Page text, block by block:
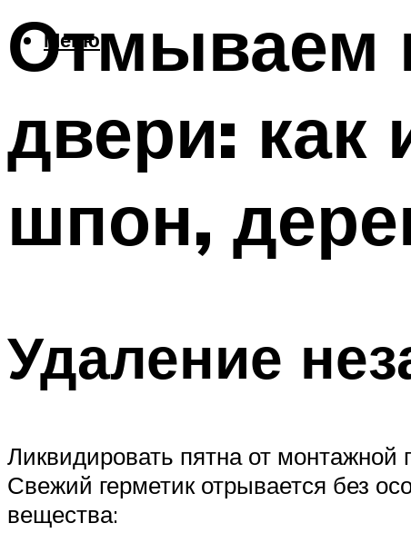
Меню
Отмываем
двери: как
шпон,
Удаление
Ликвидировать пятна от
Свежий герметик отрывается без
вещества: